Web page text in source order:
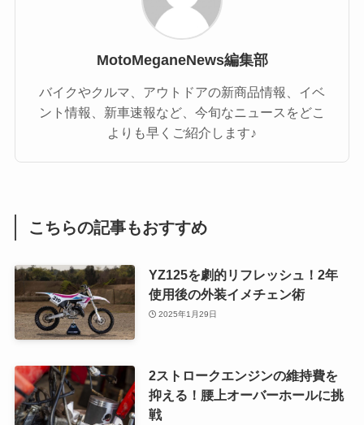
MotoMeganeNews編集部
バイクやクルマ、アウトドアの新商品情報、イベ
ント情報、新車速報など、今旬なニュースをどこ
よりも早くご紹介します♪
こちらの記事もおすすめ
YZ125を劇的リフレッシュ！2年
使用後の外装イメチェン術
2025年1月29日
2ストロークエンジンの維持費を
抑える！腰上オーバーホールに挑
戦